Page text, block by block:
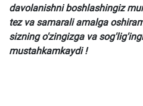
davolanishni boshlashingiz
tez va samarali amalga
sizning o'zingizga va
mustahkamkaydi !